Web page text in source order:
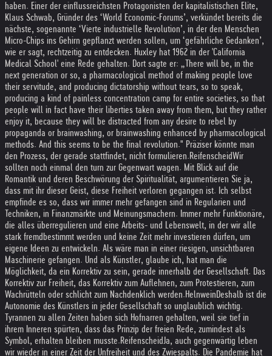
haben. Einer der einflussreichsten Protagonisten der kapitalistischen Elite,
Klaus Schwab, Gründer des ‘World Economic-Forums’, verkündet bereits die
nächste, sogenannte ‘Vierte industrielle Revolution’, in der den Menschen
Micro-Chips ins Gehirn gepflanzt werden sollen, um ‘gefährliche Gedanken’,
wie er sagt, rechtzeitig zu entdecken. Huxley hat 1962 in der 'California
Medical School' eine Rede gehalten. Dort sagte er: „There will be, in the
next generation or so, a pharmacological method of making people love
their servitude, and producing dictatorship without tears, so to speak,
producing a kind of painless concentration camp for entire societies, so that
people will in fact have their liberties taken away from them, but they rather
enjoy it, because they will be distracted from any desire to rebel by
propaganda or brainwashing, or brainwashing enhanced by pharmacological
methods. And this seems to be the final revolution." Präziser könnte man
den Prozess, der gerade stattfindet, nicht formulieren.ReifenscheidWir
sollten noch einmal den turn zur Gegenwart wagen. Mit Blick auf die
Romantik und deren Beschwörung der Spiritualität, argumentieren Sie ja,
dass mit ihr dieser Geist, diese Freiheit verloren gegangen ist. Ich selbst
empfinde es so, dass wir immer mehr gefangen sind in Regularien und
Techniken, in Finanzmärkte und Meinungsmachern. Immer mehr Funktionäre,
die alles überregulieren und eine Arbeits- und Lebenswelt, in der wir alle
stark fremdbestimmt werden und keine Zeit mehr investieren dürfen, um
eigene Ideen zu entwickeln. Als wäre man in einer riesigen, unsichtbaren
Maschinerie gefangen. Und als Künstler, glaube ich, hat man die
Möglichkeit, da ein Korrektiv zu sein, gerade innerhalb der Gesellschaft. Das
Korrektiv zur Freiheit, das Korrektiv zum Auflehnen, zum Protestieren, zum
Wachrütteln oder schlicht zum Nachdenklich werden.Helnwein Deshalb ist die
Autonomie des Künstlers in jeder Gesellschaft so unglaublich wichtig.
Tyrannen zu allen Zeiten haben sich Hofnarren gehalten, weil sie tief in
ihrem Inneren spürten, dass das Prinzip der freien Rede, zumindest als
Symbol, erhalten bleiben musste.ReifenscheidJa, auch gegenwärtig leben
wir wieder in einer Zeit der Unfreiheit und des Zwiespalts. Die Pandemie hat